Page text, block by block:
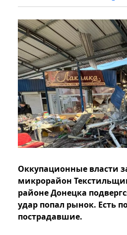
Оккупационные власти
микрорайон
районе Донецка
удар попал рынок. Есть
пострадавшие.